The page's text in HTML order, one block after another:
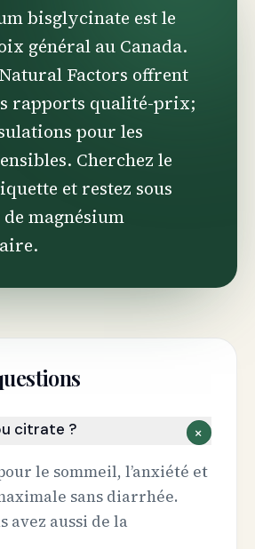
bisglycinate est le
général au Canada.
Factors offrent
rapports qualité-prix;
pour les
Cherchez le
et restez sous
magnésium
citrate ? +
le sommeil, l’anxiété et
sans diarrhée.
avez aussi de la